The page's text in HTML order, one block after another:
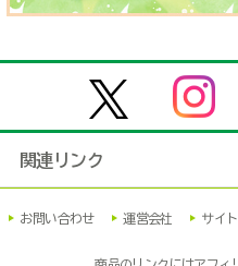
関連リンク
お問い合わせ 運営会社 サイ